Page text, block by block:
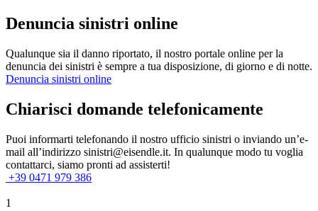
Denuncia sinistri online
Qualunque sia il danno riportato, il nostro portale online per la
denuncia dei sinistri è sempre a tua disposizione, di giorno e di notte.
Denuncia sinistri online
Chiarisci domande telefonicamente
Puoi informarti telefonando il nostro ufficio sinistri o inviando un’e-
mail all’indirizzo sinistri@eisendle.it. In qualunque modo tu voglia
contattarci, siamo pronti ad assisterti!
+39 0471 979 386
1